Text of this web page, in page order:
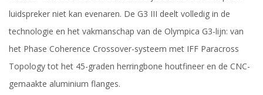
luidspreker niet kan evenaren. De G3 III deelt volledig in de
technologie en het vakmanschap van de Olympica G3-lijn: van
het Phase Coherence Crossover-systeem met IFF Paracross
Topology tot het 45-graden herringbone houtfineer en de CNC-
gemaakte aluminium flanges.